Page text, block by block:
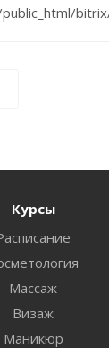
Курсы
Массаж
Визаж
Маникюр